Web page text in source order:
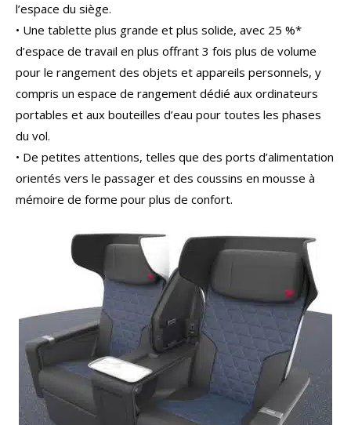
l’espace du siège.
• Une tablette plus grande et plus solide, avec 25 %*
d’espace de travail en plus offrant 3 fois plus de volume
pour le rangement des objets et appareils personnels, y
compris un espace de rangement dédié aux ordinateurs
portables et aux bouteilles d’eau pour toutes les phases
du vol.
• De petites attentions, telles que des ports d’alimentation
orientés vers le passager et des coussins en mousse à
mémoire de forme pour plus de confort.